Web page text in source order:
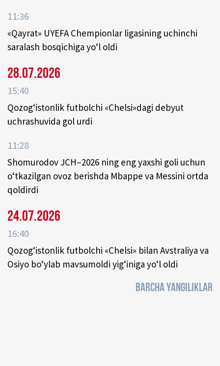
11:36
«Qayrat» UYEFA Chempionlar ligasining uchinchi
saralash bosqichiga yo‘l oldi
28.07.2026
15:40
Qozog‘istonlik futbolchi «Chelsi»dagi debyut
uchrashuvida gol urdi
11:28
Shomurodov JCH–2026 ning eng yaxshi goli uchun
o‘tkazilgan ovoz berishda Mbappe va Messini ortda
qoldirdi
24.07.2026
16:40
Qozog‘istonlik futbolchi «Chelsi» bilan Avstraliya va
Osiyo bo‘ylab mavsumoldi yig‘iniga yo‘l oldi
BARCHA YANGILIKLAR